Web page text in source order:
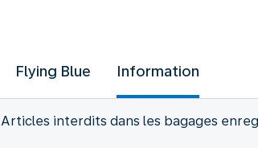
Flying Blue Information
Articles interdits dans les bagages